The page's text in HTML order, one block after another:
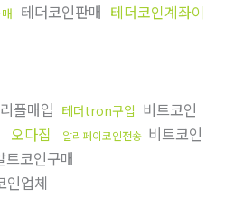
테더코인판매 테더코인계좌이
리플매입 테더tron구입 비트코인
오다집 알리페이코인전송 비트코인
트코인구매
인업체